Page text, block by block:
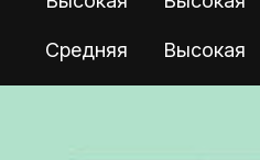
Средняя Высокая